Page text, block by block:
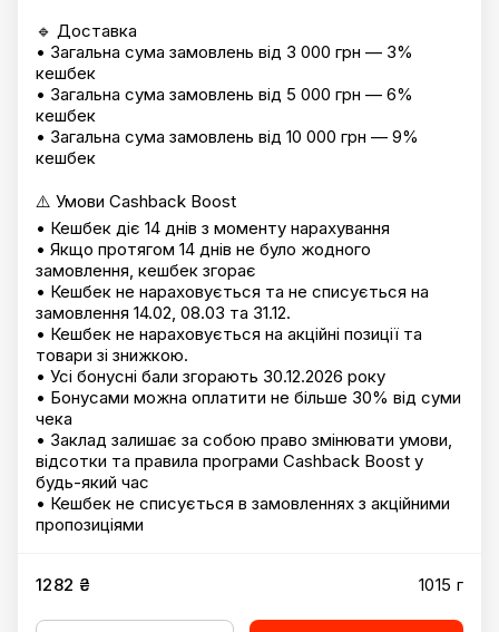
🔹 Доставка
• Загальна сума замовлень від 3 000 грн — 3%
кешбек
• Загальна сума замовлень від 5 000 грн — 6%
кешбек
• Загальна сума замовлень від 10 000 грн — 9%
кешбек
⚠️ Умови Cashback Boost
• Кешбек діє 14 днів з моменту нарахування
• Якщо протягом 14 днів не було жодного
замовлення, кешбек згорає
• Кешбек не нараховується та не списується на
замовлення 14.02, 08.03 та 31.12.
• Кешбек не нараховується на акційні позиції та
товари зі знижкою.
• Усі бонусні бали згорають 30.12.2026 року
• Бонусами можна оплатити не більше 30% від суми
чека
• Заклад залишає за собою право змінювати умови,
відсотки та правила програми Cashback Boost у
будь-який час
• Кешбек не списується в замовленнях з акційними
пропозиціями
1282 ₴ 1015 г